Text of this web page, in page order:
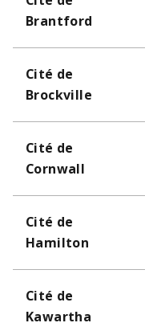
Brantford
Cité de
Brockville
Cité de
Cornwall
Cité de
Hamilton
Cité de
Kawartha